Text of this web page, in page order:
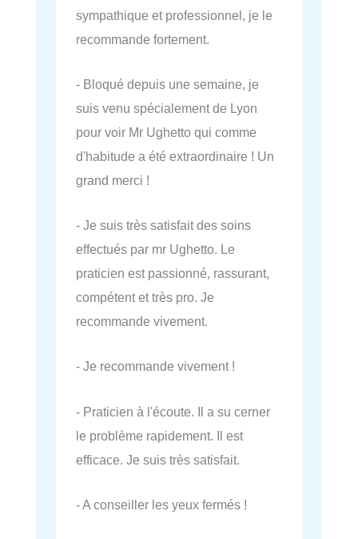
sympathique et professionnel, je le
recommande fortement.
- Bloqué depuis une semaine, je
suis venu spécialement de Lyon
pour voir Mr Ughetto qui comme
d'habitude a été extraordinaire ! Un
grand merci !
- Je suis très satisfait des soins
effectués par mr Ughetto. Le
praticien est passionné, rassurant,
compétent et très pro. Je
recommande vivement.
- Je recommande vivement !
- Praticien à l'écoute. Il a su cerner
le problème rapidement. Il est
efficace. Je suis très satisfait.
- A conseiller les yeux fermés !